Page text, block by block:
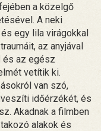
a közelgő
A neki
egy lila virágokkal
az anyjával
és az egész
vetítik ki.
van szó,
időérzékét, és
Akadnak a filmben
alakok és